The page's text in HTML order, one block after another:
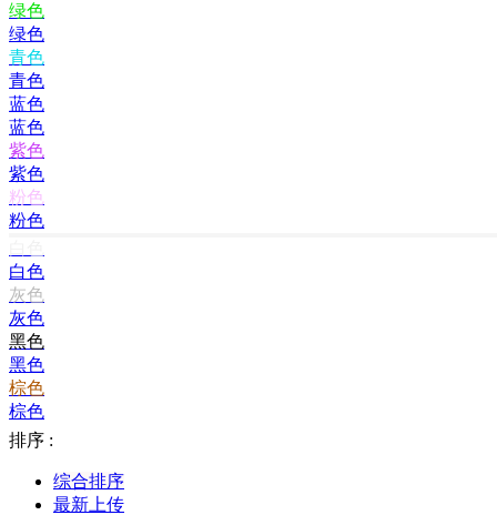
绿色
绿色
青色
青色
蓝色
蓝色
紫色
紫色
粉色
粉色
白色
灰色
灰色
黑色
黑色
棕色
棕色
排序 :
综合排序
最新上传